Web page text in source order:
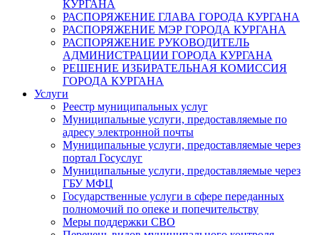
КУРГАНА
РАСПОРЯЖЕНИЕ ГЛАВА ГОРОДА КУРГАНА
РАСПОРЯЖЕНИЕ МЭР ГОРОДА КУРГАНА
РАСПОРЯЖЕНИЕ РУКОВОДИТЕЛЬ
АДМИНИСТРАЦИИ ГОРОДА КУРГАНА
РЕШЕНИЕ ИЗБИРАТЕЛЬНАЯ КОМИССИЯ
ГОРОДА КУРГАНА
Услуги
Реестр муниципальных услуг
Муниципальные услуги, предоставляемые по
адресу электронной почты
Муниципальные услуги, предоставляемые через
портал Госуслуг
Муниципальные услуги, предоставляемые через
ГБУ МФЦ
Государственные услуги в сфере переданных
полномочий по опеке и попечительству
Меры поддержки СВО